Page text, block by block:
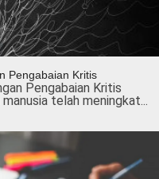
Pengabaian Kritis
Pengabaian Kritis
telah meningkat...